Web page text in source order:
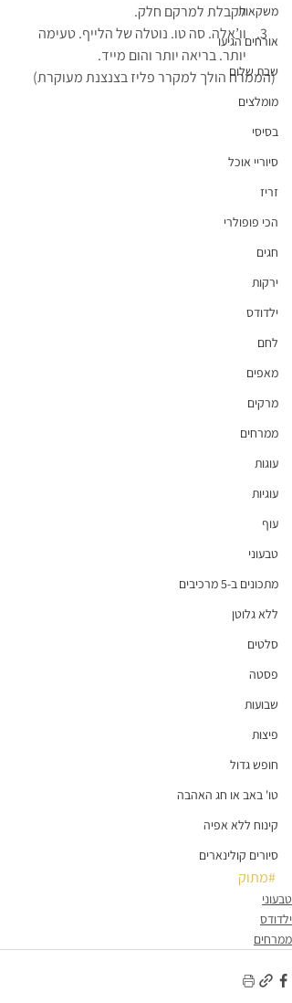
משקאות
אורחים הגיעו
שבת שלום
מומלצים
בסיסי
סיוריי אוכל
זריז
הכי פופולרי
חגים
ירקות
ילדודס
לחם
מאפים
מרקים
ממרחים
עוגות
עוגיות
עוף
טבעוני
מתכונים ב-5 מרכיבים
ללא גלוטן
סלטים
פסטה
שבועות
פיצות
חופש גדול
טו' באב או חג האהבה
קינוח ללא אפיה
סיורים קולינארים
לקבלת למרקם חלק.
וו’אלה. סה טו. נוטלה של הלייף. טעימה
יותר. בריאה יותר והום מייד.
(הממרח הולך למקרר פליז בצנצנת מעוקרת)
#מתוק
טבעוני
ילדודס
ממרחים